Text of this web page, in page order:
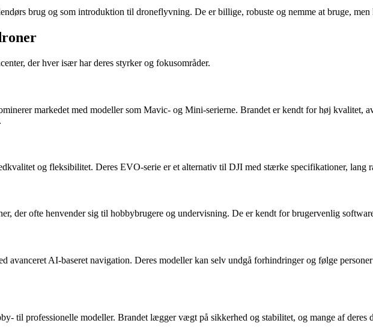
brug og som introduktion til droneflyvning. De er billige, robuste og nemme at bruge,
der hver især har deres styrker og fokusområder.
markedet med modeller som Mavic- og Mini-serierne. Brandet er kendt for høj kvalitet,
og fleksibilitet. Deres EVO-serie er et alternativ til DJI med stærke specifikationer, lang
der ofte henvender sig til hobbybrugere og undervisning. De er kendt for brugervenlig
avanceret AI-baseret navigation. Deres modeller kan selv undgå forhindringer og følge
til professionelle modeller. Brandet lægger vægt på sikkerhed og stabilitet, og mange af deres